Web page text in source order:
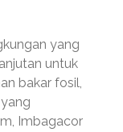
yang
untuk
bakar fosil,
Imbagacor